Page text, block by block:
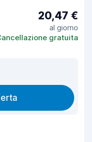
20,47 €
al giorno
gratuita